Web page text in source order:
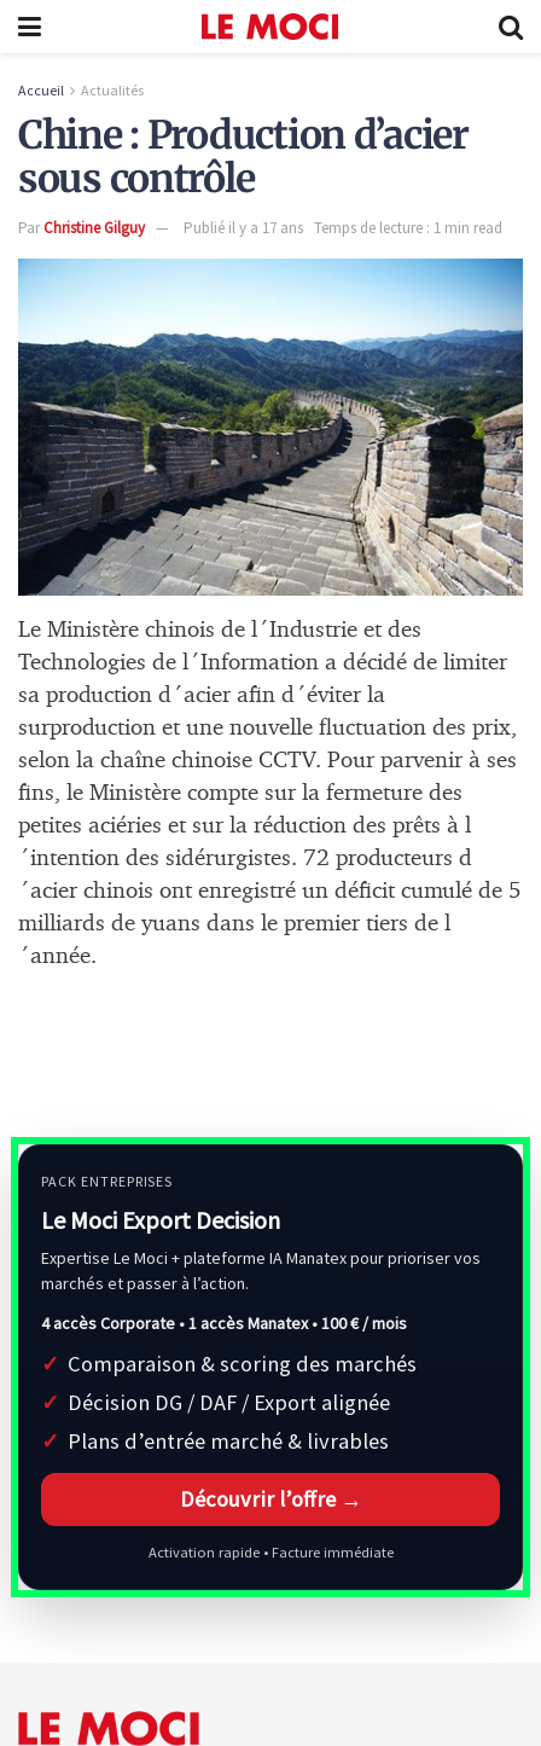
Accueil Actualités
Chine : Production d’acier
sous contrôle
ParChristine Gilguy Publié il y a 17 ans Temps de lecture : 1 min read
Le Ministère chinois de l´Industrie et des
Technologies de l´Information a décidé de limiter
sa production d´acier afin d´éviter la
surproduction et une nouvelle fluctuation des prix,
selon la chaîne chinoise CCTV. Pour parvenir à ses
fins, le Ministère compte sur la fermeture des
petites aciéries et sur la réduction des prêts à l
´intention des sidérurgistes. 72 producteurs d
´acier chinois ont enregistré un déficit cumulé de 5
milliards de yuans dans le premier tiers de l
´année.
PACK ENTREPRISES
Le Moci Export Decision
Expertise Le Moci + plateforme IA Manatex pour prioriser vos
marchés et passer à l’action.
4 accès Corporate • 1 accès Manatex •100 € / mois
Comparaison & scoring des marchés
Décision DG / DAF / Export alignée
Plans d’entrée marché & livrables
Découvrir l’offre →
Activation rapide • Facture immédiate